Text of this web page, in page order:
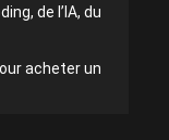
de l’IA, du
acheter un